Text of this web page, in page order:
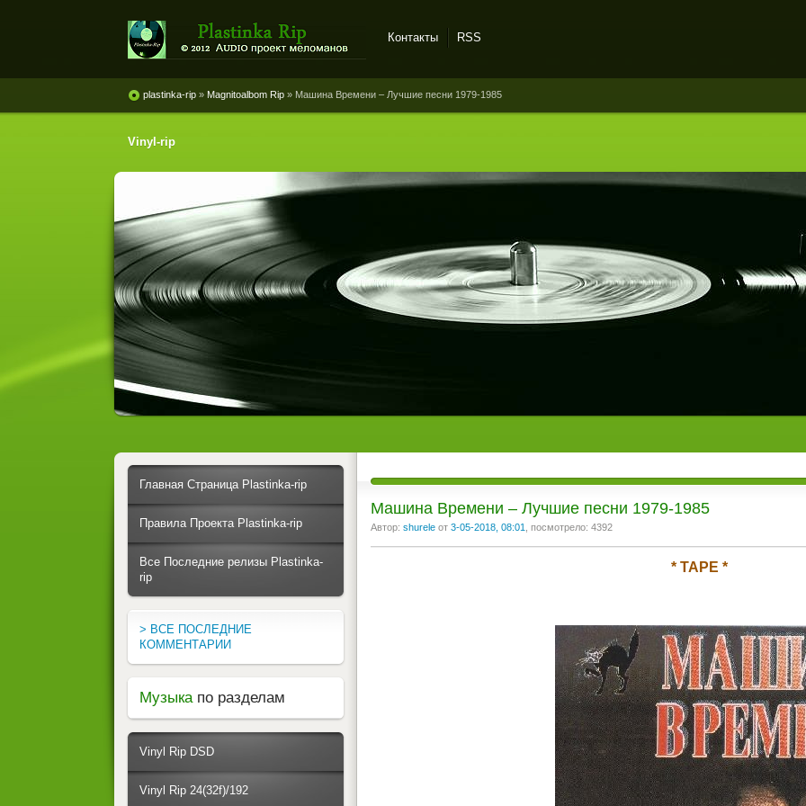
винила и магнитоальбомов
Контакты RSS
plastinka-rip » Magnitoalbom Rip » Машина Времени ‎– Лучшие песни 1979-1985
Vinyl-rip
Машина Времени ‎– Лучшие песни 1979-1985
Автор: shurele от 3-05-2018, 08:01 , посмотрело: 4392
* TAPE *
Главная Страница Plastinka-rip
Правила Проекта Plastinka-rip
Все Последние релизы Plastinka-
rip
> ВСЕ ПОСЛЕДНИЕ
КОММЕНТАРИИ
Музыка по разделам
Vinyl Rip DSD
Vinyl Rip 24(32f)/192